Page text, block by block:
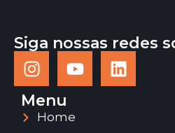
Siga nossas redes
Menu
Home